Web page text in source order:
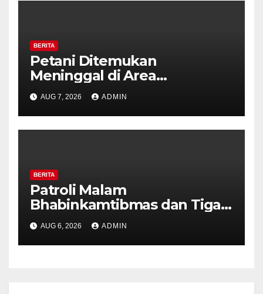
BERITA
Petani Ditemukan
Meninggal di Area
Persawahan Kalibeji, Polisi
Pastikan Tidak Ada Tanda
Kekerasan
AUG 7, 2026 ADMIN
BERITA
Patroli Malam
Bhabinkamtibmas dan Tiga
Pilar Kelurahan Ungaran
Perkuat Kamtibmas, Warga
Diajak Aktifkan Ronda
AUG 6, 2026 ADMIN